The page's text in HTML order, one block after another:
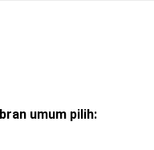
umum pilih: